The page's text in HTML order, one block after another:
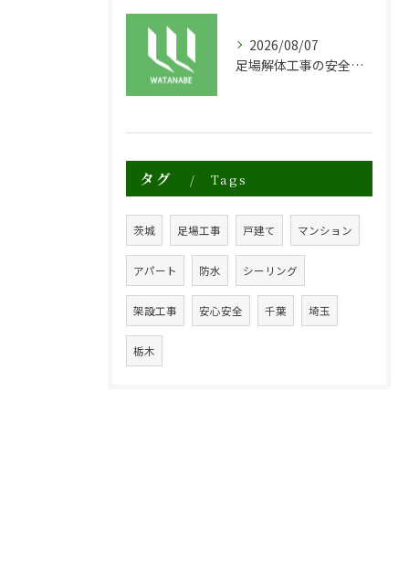
2026/08/07
足場解体工事の安全性と効率化のポイント
タグ Tags
茨城 足場工事 戸建て マンション
アパート 防水 シーリング
架設工事 安心安全 千葉 埼玉
栃木